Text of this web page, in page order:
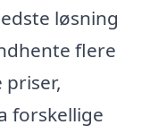
løsning
flere
forskellige